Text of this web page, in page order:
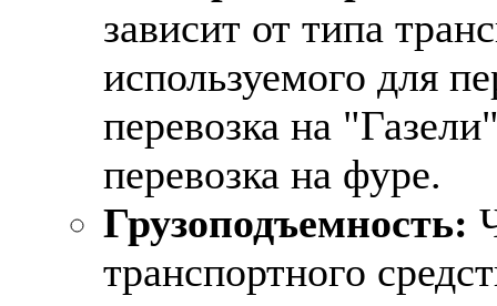
зависит от типа
используемого для
перевозка на
перевозка на фуре.
Грузоподъемность:
транспортного